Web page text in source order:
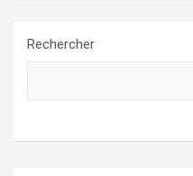
Rechercher